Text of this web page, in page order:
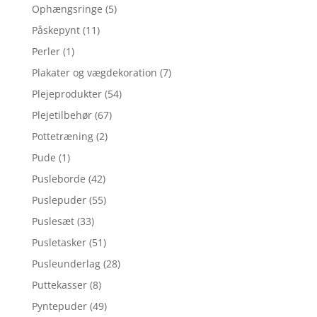
Ophængsringe (5)
Påskepynt (11)
Perler (1)
Plakater og vægdekoration (7)
Plejeprodukter (54)
Plejetilbehør (67)
Pottetræning (2)
Pude (1)
Pusleborde (42)
Puslepuder (55)
Puslesæt (33)
Pusletasker (51)
Pusleunderlag (28)
Puttekasser (8)
Pyntepuder (49)